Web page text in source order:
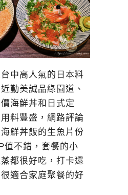
中高人氣的日本料
勤美誠品綠園道、
海鮮丼和日式定
料豐盛，網路評論
鮮丼飯的生魚片份
值不錯，套餐的小
都很好吃，打卡還
適合家庭聚餐的好